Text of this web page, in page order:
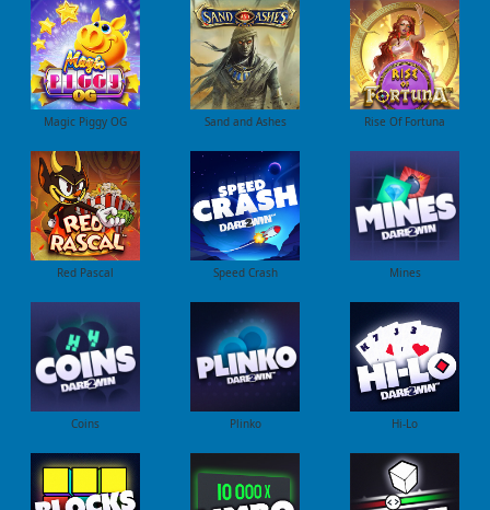
Magic Piggy OG Sand and Ashes Rise Of Fortuna
Red Pascal Speed Crash Mines
Coins Plinko Hi-Lo